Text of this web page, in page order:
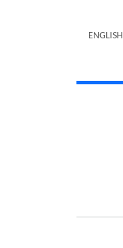
ENGLISH